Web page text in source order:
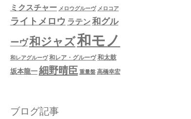
ミクスチャー メロウグルーヴ メロコア
ライトメロウ ラテン 和グル
ーヴ和ジャズ和モノ
和レアグルーヴ 和レア・グルーヴ 和太鼓
坂本龍一細野晴臣 重量盤 高橋幸宏
ブログ記事